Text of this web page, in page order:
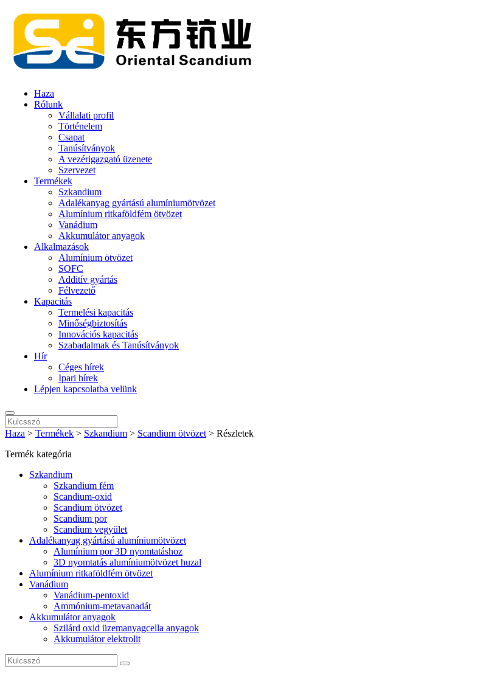
Haza
Rólunk
Vállalati profil
Történelem
Csapat
Tanúsítványok
A vezérigazgató üzenete
Szervezet
Termékek
Szkandium
Adalékanyag gyártású alumíniumötvözet
Alumínium ritkaföldfém ötvözet
Vanádium
Akkumulátor anyagok
Alkalmazások
Alumínium ötvözet
SOFC
Additív gyártás
Félvezető
Kapacitás
Termelési kapacitás
Minőségbiztosítás
Innovációs kapacitás
Szabadalmak és Tanúsítványok
Hír
Céges hírek
Ipari hírek
Lépjen kapcsolatba velünk
Haza > Termékek > Szkandium > Scandium ötvözet > Részletek
Termék kategória
Szkandium
Szkandium fém
Scandium-oxid
Scandium ötvözet
Scandium por
Scandium vegyület
Adalékanyag gyártású alumíniumötvözet
Alumínium por 3D nyomtatáshoz
3D nyomtatás alumíniumötvözet huzal
Alumínium ritkaföldfém ötvözet
Vanádium
Vanádium-pentoxid
Ammónium-metavanadát
Akkumulátor anyagok
Szilárd oxid üzemanyagcella anyagok
Akkumulátor elektrolit